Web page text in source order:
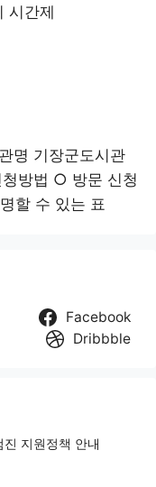
시간제
명 기장군도시관
방법 ○ 방문 신청
할 수 있는 표
Facebook
Dribbble
지원정책 안내